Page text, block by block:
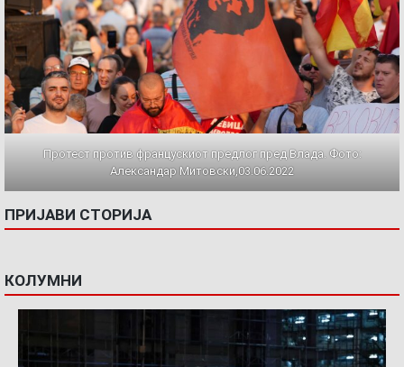
Протест против францускиот предлог пред Влада. Фото:
Александар Митовски,03.06.2022
ПРИЈАВИ СТОРИЈА
КОЛУМНИ